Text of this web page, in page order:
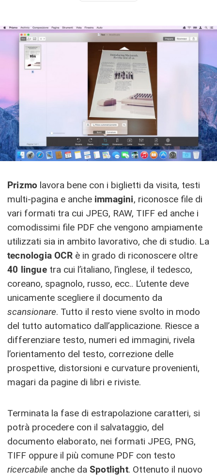
Prizmo lavora bene con i biglietti da visita, testi
multi-pagina e anche immagini, riconosce file di
vari formati tra cui JPEG, RAW, TIFF ed anche i
comodissimi file PDF che vengono ampiamente
utilizzati sia in ambito lavorativo, che di studio. La
tecnologia OCRè in grado di riconoscere oltre
40 linguetra cui l’italiano, l’inglese, il tedesco,
coreano, spagnolo, russo, ecc.. L’utente deve
unicamente scegliere il documento da
scansionare. Tutto il resto viene svolto in modo
del tutto automatico dall’applicazione. Riesce a
differenziare testo, numeri ed immagini, rivela
l’orientamento del testo, correzione delle
prospettive, distorsioni e curvature provenienti,
magari da pagine di libri e riviste.
Terminata la fase di estrapolazione caratteri, si
potrà procedere con il salvataggio, del
documento elaborato, nei formati JPEG, PNG,
TIFF oppure il più comune PDF con testo
ricercabile anche da Spotlight. Ottenuto il nuovo